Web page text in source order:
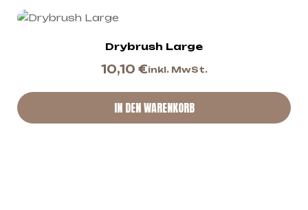
Drybrush Large
10,10 €inkl. MwSt.
IN DEN WARENKORB